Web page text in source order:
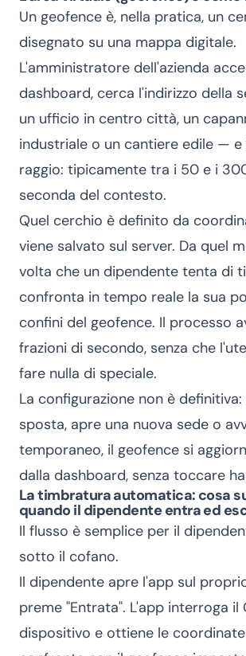
Un geofence è, nella pratica, un
disegnato su una mappa digitale.
L'amministratore dell'azienda
dashboard, cerca l'indirizzo della
un ufficio in centro città, un
industriale o un cantiere edile —
raggio: tipicamente tra i 50 e i
seconda del contesto.
Quel cerchio è definito da
viene salvato sul server. Da quel
volta che un dipendente tenta di
confronta in tempo reale la sua
confini del geofence. Il processo
frazioni di secondo, senza che
fare nulla di speciale.
La configurazione non è definitiva:
sposta, apre una nuova sede o
temporaneo, il geofence si
dalla dashboard, senza toccare
La timbratura automatica: cosa
quando il dipendente entra ed
Il flusso è semplice per il
sotto il cofano.
Il dipendente apre l'app sul
preme "Entrata". L'app interroga il
dispositivo e ottiene le